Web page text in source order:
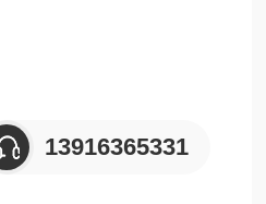
13916365331